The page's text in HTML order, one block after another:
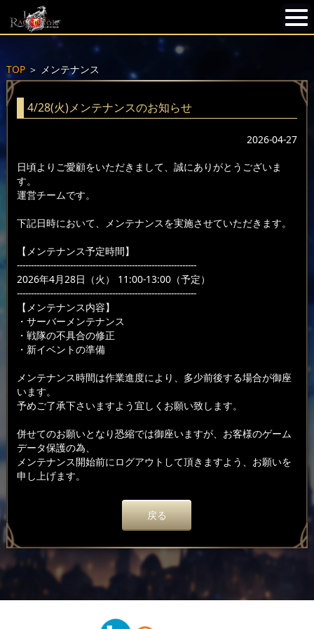
TOP＞ メンテナンス
4/28(火)メンテナンスのお知らせ
2026-04-27
日頃よりご愛顧をいただきまして、誠にありがとうございま
す。
運営チームです。
下記日時において、メンテナンスを実施させていただきます。
【メンテナンス予定時間】
----------------------------------------------------------------
2026年4月28日（火） 11:00-13:00（予定）
----------------------------------------------------------------
【メンテナンス内容】
・サーバーメンテナンス
・戦隊の不具合の修正
・新イベントの準備
メンテナンス時間は作業進度により、多少前後する場合が御座
います。
予めご了承下さいますよう宜しくお願い致します。
併せてのお願いとなり恐縮では御座いますが、お客様のゲーム
データ保護の為、
メンテナンス開始前にログアウトして頂きますよう、お願いを
申し上げます。
戻る